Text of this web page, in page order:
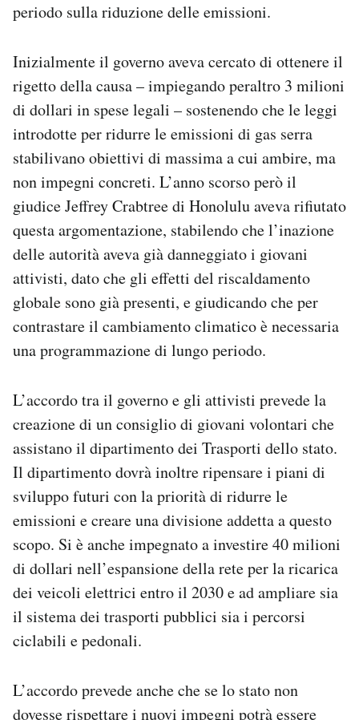
periodo sulla riduzione delle emissioni.
Inizialmente il governo aveva cercato di ottenere il
rigetto della causa – impiegando peraltro 3 milioni
di dollari in spese legali – sostenendo che le leggi
introdotte per ridurre le emissioni di gas serra
stabilivano obiettivi di massima a cui ambire, ma
non impegni concreti. L’anno scorso però il
giudice Jeffrey Crabtree di Honolulu aveva rifiutato
questa argomentazione, stabilendo che l’inazione
delle autorità aveva già danneggiato i giovani
attivisti, dato che gli effetti del riscaldamento
globale sono già presenti, e giudicando che per
contrastare il cambiamento climatico è necessaria
una programmazione di lungo periodo.
L’accordo tra il governo e gli attivisti prevede la
creazione di un consiglio di giovani volontari che
assistano il dipartimento dei Trasporti dello stato.
Il dipartimento dovrà inoltre ripensare i piani di
sviluppo futuri con la priorità di ridurre le
emissioni e creare una divisione addetta a questo
scopo. Si è anche impegnato a investire 40 milioni
di dollari nell’espansione della rete per la ricarica
dei veicoli elettrici entro il 2030 e ad ampliare sia
il sistema dei trasporti pubblici sia i percorsi
ciclabili e pedonali.
L’accordo prevede anche che se lo stato non
dovesse rispettare i nuovi impegni potrà essere